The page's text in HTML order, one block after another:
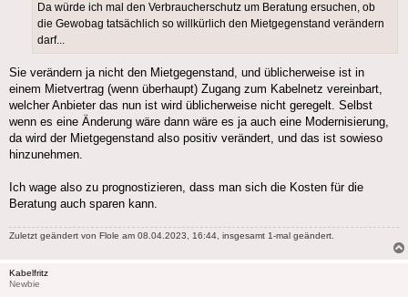
Da würde ich mal den Verbraucherschutz um Beratung ersuchen, ob
die Gewobag tatsächlich so willkürlich den Mietgegenstand verändern
darf...
Sie verändern ja nicht den Mietgegenstand, und üblicherweise ist in
einem Mietvertrag (wenn überhaupt) Zugang zum Kabelnetz vereinbart,
welcher Anbieter das nun ist wird üblicherweise nicht geregelt. Selbst
wenn es eine Änderung wäre dann wäre es ja auch eine Modernisierung,
da wird der Mietgegenstand also positiv verändert, und das ist sowieso
hinzunehmen.
Ich wage also zu prognostizieren, dass man sich die Kosten für die
Beratung auch sparen kann.
Zuletzt geändert von Flole am 08.04.2023, 16:44, insgesamt 1-mal geändert.
Kabelfritz
Newbie